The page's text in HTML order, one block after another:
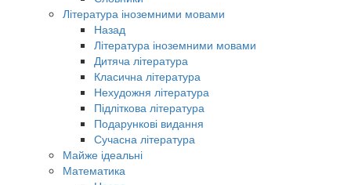
Література іноземними мовами
Назад
Література іноземними мовами
Дитяча література
Класична література
Нехудожня література
Підліткова література
Подарункові видання
Сучасна література
Майже ідеальні
Математика